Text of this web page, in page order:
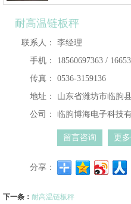
耐高温链板秤
联系人：
李经理
手机：
18560697363 /
传真：
0536-3159136
地址：
山东省潍坊市临朐
公司：
临朐博海电子科技
留言咨询 更
分享：
下一条： 耐高温链板秤